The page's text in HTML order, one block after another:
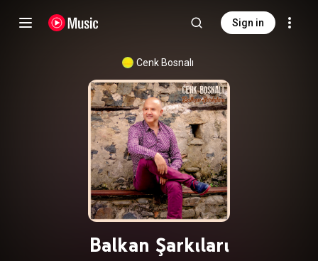
Sign in
Cenk Bosnalı
Balkan Şarkıları